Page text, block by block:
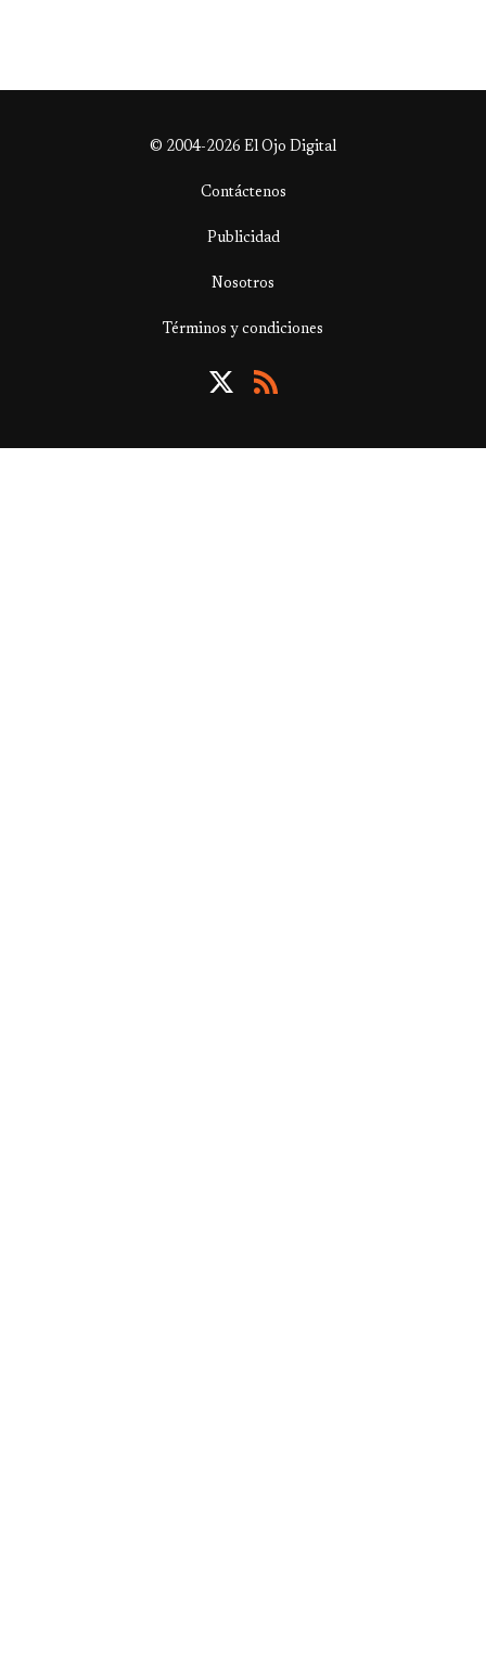
© 2004-2026 El Ojo Digital
Contáctenos
Publicidad
Nosotros
Términos y condiciones